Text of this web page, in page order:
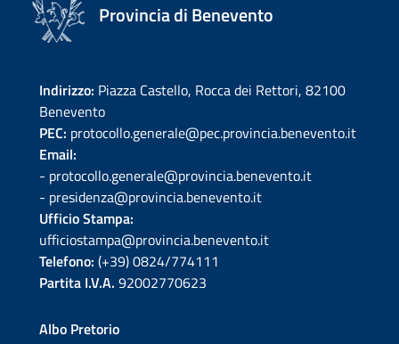
Provincia di Benevento
Indirizzo: Piazza Castello, Rocca dei Rettori, 82100
Benevento
PEC: protocollo.generale@pec.provincia.benevento.it
Email:
- protocollo.generale@provincia.benevento.it
- presidenza@provincia.benevento.it
Ufficio Stampa:
ufficiostampa@provincia.benevento.it
Telefono: (+39) 0824/774111
Partita I.V.A. 92002770623
Albo Pretorio